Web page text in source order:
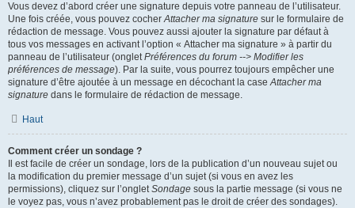
Vous devez d’abord créer une signature depuis votre panneau de l’utilisateur.
Une fois créée, vous pouvez cocherAttacher ma signature sur le formulaire de
rédaction de message. Vous pouvez aussi ajouter la signature par défaut à
tous vos messages en activant l’option « Attacher ma signature » à partir du
panneau de l’utilisateur (ongletPréférences du forum --> Modifier les
préférences de message). Par la suite, vous pourrez toujours empêcher une
signature d’être ajoutée à un message en décochant la caseAttacher ma
signature dans le formulaire de rédaction de message.
Haut
Comment créer un sondage ?
Il est facile de créer un sondage, lors de la publication d’un nouveau sujet ou
la modification du premier message d’un sujet (si vous en avez les
permissions), cliquez sur l’ongletSondage sous la partie message (si vous ne
le voyez pas, vous n’avez probablement pas le droit de créer des sondages).